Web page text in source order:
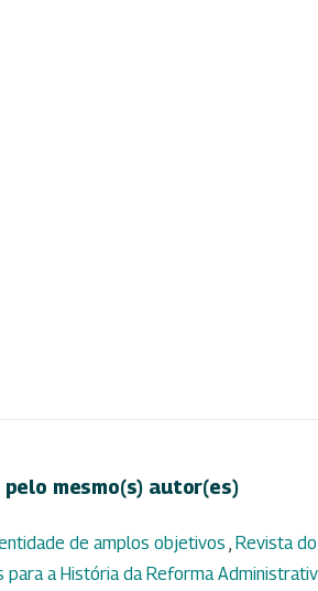
mesmo(s) autor(es)
de amplos objetivos , Revista
para a História da Reforma